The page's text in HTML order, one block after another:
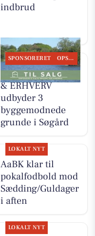
indbrud
SPONSORERET OPSLAGSTAVLEN
EJENHOLM BOLIG
& ERHVERV
udbyder 3
byggemodnede
grunde i Søgård
LOKALT NYT
AaBK klar til
pokalfodbold mod
Sædding/Guldager
i aften
LOKALT NYT